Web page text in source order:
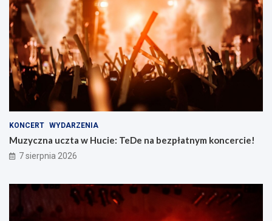
KONCERT WYDARZENIA
Muzyczna uczta w Hucie: TeDe na bezpłatnym koncercie!
7 sierpnia 2026